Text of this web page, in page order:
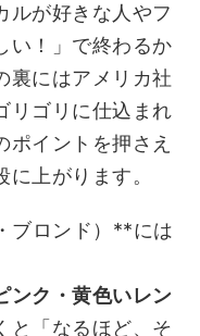
ルが好きな人やフ
い！」で終わるか
裏にはアメリカ社
リゴリに仕込まれ
イントを押さえ
上がります。
ブロンド）**には
ンク・黄色いレン
と「なるほど、そ